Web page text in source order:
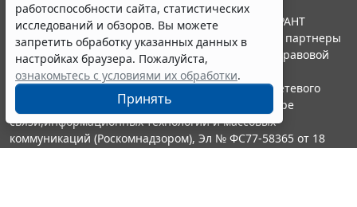
работоспособности сайта, статистических
исследований и обзоров. Вы можете
запретить обработку указанных данных в
настройках браузера. Пожалуйста,
ознакомьтесь с условиями их обработки.
Принять
© ООО "НПП "ГАРАНТ-СЕРВИС", 2026. Система ГАРАНТ
выпускается с 1990 года. Компания "Гарант" и ее партнеры
являются участниками Российской ассоциации правовой
информации ГАРАНТ.
Портал ГАРАНТ.РУ зарегистрирован в качестве сетевого
издания Федеральной службой по надзору в сфере
связи,информационных технологий и массовых
коммуникаций (Роскомнадзором), Эл № ФС77-58365 от 18